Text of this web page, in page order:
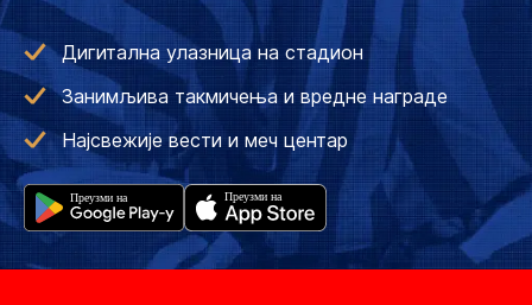
Дигитална улазница на стадион
Занимљива такмичења и вредне награде
Најсвежије вести и меч центар